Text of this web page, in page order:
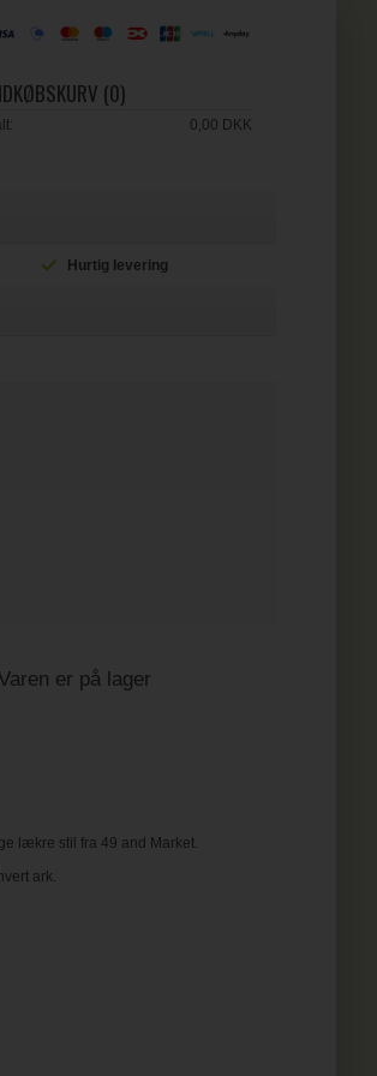
(0)
0,00 DKK
Hurtig levering
er på lager
lækre stil fra 49 and Market.
ark.